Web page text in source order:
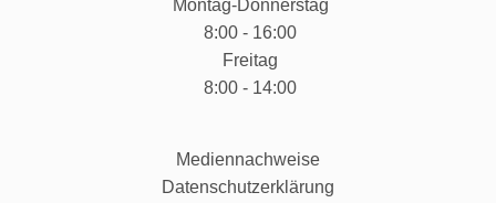
Montag-Donnerstag
8:00 - 16:00
Freitag
8:00 - 14:00
Mediennachweise
Datenschutzerklärung